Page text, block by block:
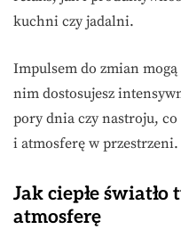
kuchni czy jadalni.
Impulsem do zmian
nim dostosujesz
pory dnia czy nastroju,
i atmosferę w przestrzeni.
Jak ciepłe
atmosferę